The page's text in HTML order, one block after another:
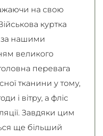
на свою
куртка
за нашими
великого
перевага
тканини у тому,
і вітру, а фліс
Завдяки цим
ще більший